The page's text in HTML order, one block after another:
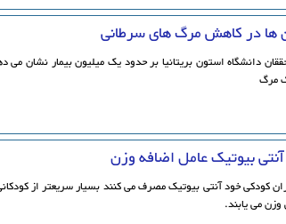
ها در کاهش مرگ های سرطانی
محققان دانشگاه استون بریتانیا بر حدود یک میلیون بیمار نشان
مرگ
بیوتیک عامل اضافه وزن
کودکی خود آنتی بیوتیک مصرف می کنند بسیار سریعتر از
می یابند.